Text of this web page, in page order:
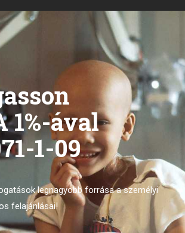
1%-ával
1-09
legnagyobb forrásaa személyi
felajánlásai!